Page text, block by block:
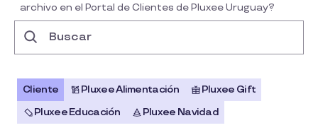
archivo en el Portal de Clientes de Pluxee Uruguay?
Cliente Pluxee Alimentación
Pluxee Gift
Pluxee Educación
Pluxee Navidad